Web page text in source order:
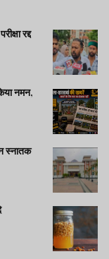
रद्द
नमन,
स्नातक